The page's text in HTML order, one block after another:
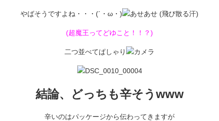
やばそうですよね・・・(´・ω・)
(超魔王ってどゆこと！！？)
二つ並べてぱしゃり
結論、 どっちも辛そうwww
辛いのはパッケージから伝わってきますが